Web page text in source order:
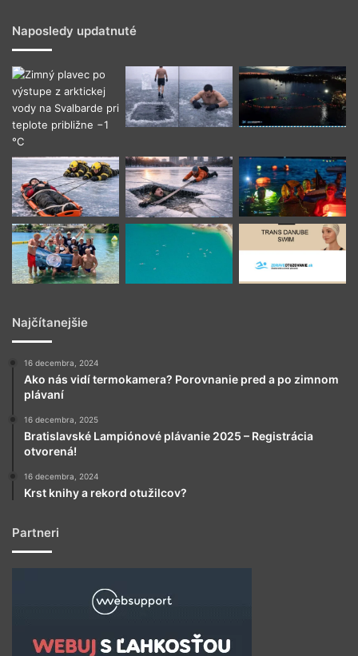
Naposledy updatnuté
Najčítanejšie
16 decembra, 2024
Ako nás vidí termokamera? Porovnanie pred a po zimnom
plávaní
16 decembra, 2025
Bratislavské Lampiónové plávanie 2025 – Registrácia
otvorená!
16 decembra, 2024
Krst knihy a rekord otužilcov?
Partneri